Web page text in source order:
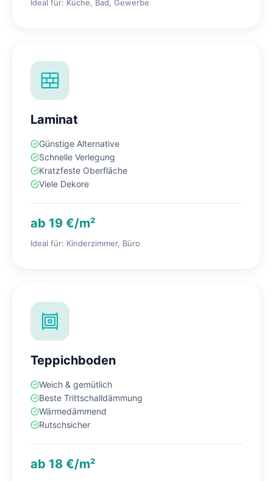
Ideal für: Küche, Bad, Gewerbe
Laminat
Günstige Alternative
Schnelle Verlegung
Kratzfeste Oberfläche
Viele Dekore
ab 19 €/m²
Ideal für: Kinderzimmer, Büro
Teppichboden
Weich & gemütlich
Beste Trittschalldämmung
Wärmedämmend
Rutschsicher
ab 18 €/m²